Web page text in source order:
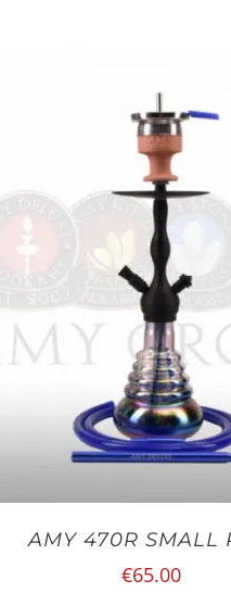
DIT
HEEFT
MEERDERE
VARIATIES.
DEZE
OPTIE
KAN
OP
DE
AMY 470R SMALL
€65.00